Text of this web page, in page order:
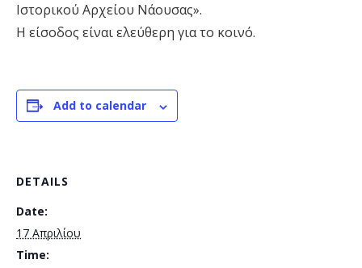
Ιστορικού Αρχείου Νάουσας».
Η είσοδος είναι ελεύθερη για το κοινό.
Add to calendar
DETAILS
Date:
17 Απριλίου
Time: